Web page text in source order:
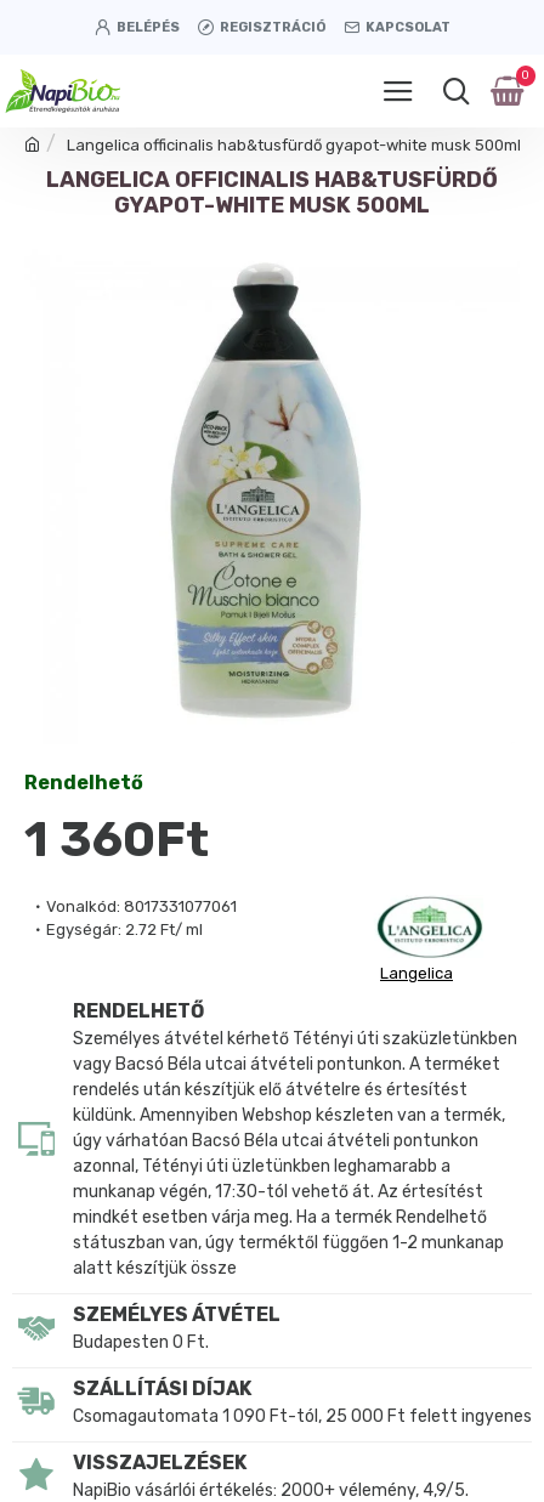
BELÉPÉS REGISZTRÁCIÓ KAPCSOLAT
0
Langelica officinalis hab&tusfürdő gyapot-white musk 500ml
LANGELICA OFFICINALIS HAB&TUSFÜRDŐ
GYAPOT-WHITE MUSK 500ML
Vonalkód: 8017331077061
Egységár: 2.72 Ft/ ml
Langelica
Rendelhető
1 360Ft
RENDELHETŐ
Személyes átvétel kérhető Tétényi úti szaküzletünkben
vagy Bacsó Béla utcai átvételi pontunkon. A terméket
rendelés után készítjük elő átvételre és értesítést
küldünk. Amennyiben Webshop készleten van a termék,
úgy várhatóan Bacsó Béla utcai átvételi pontunkon
azonnal, Tétényi úti üzletünkben leghamarabb a
munkanap végén, 17:30-tól vehető át. Az értesítést
mindkét esetben várja meg. Ha a termék Rendelhető
státuszban van, úgy terméktől függően 1-2 munkanap
alatt készítjük össze
SZEMÉLYES ÁTVÉTEL
Budapesten 0 Ft.
SZÁLLÍTÁSI DÍJAK
Csomagautomata 1 090 Ft-tól, 25 000 Ft felett ingyenes
VISSZAJELZÉSEK
NapiBio vásárlói értékelés: 2000+ vélemény, 4,9/5.